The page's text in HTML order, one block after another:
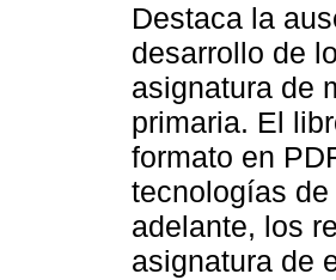
Destaca la
desarrollo de
asignatura de
primaria. El
formato en
tecnologías
adelante, los
asignatura de